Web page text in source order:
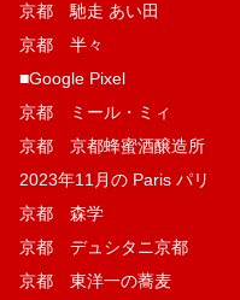
京都 馳走 あい田
京都 半々
■Google Pixel
京都 ミール・ミィ
京都 京都蜂蜜酒醸造所
2023年11月の Paris パリ
京都 森学
京都 デュシタニ京都
京都 東洋一の蕎麦